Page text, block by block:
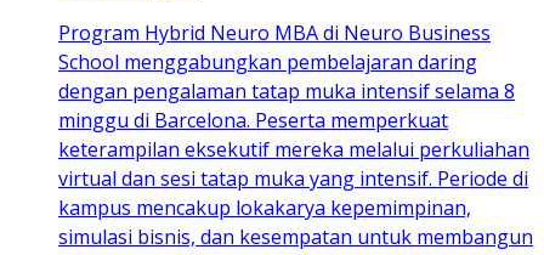
Program Hybrid Neuro MBA di Neuro Business
School menggabungkan pembelajaran daring
dengan pengalaman tatap muka intensif selama 8
minggu di Barcelona. Peserta memperkuat
keterampilan eksekutif mereka melalui perkuliahan
virtual dan sesi tatap muka yang intensif. Periode di
kampus mencakup lokakarya kepemimpinan,
simulasi bisnis, dan kesempatan untuk membangun